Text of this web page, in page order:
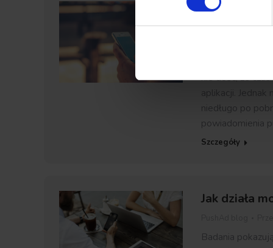
PushAd blog
Przeciętny
aplikacji.
nie dość, że
niedługo po
powiadomienia
Szczegóły
Jak działa
Badania